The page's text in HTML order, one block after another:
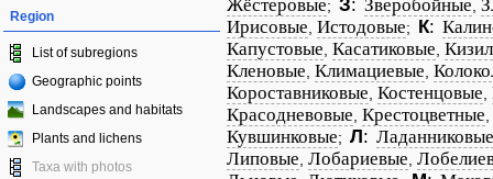
Region
List of subregions
Geographic points
Landscapes and habitats
Plants and lichens
Taxa with photos
Жёстеровые; З: Зверобойные
Ирисовые Истодовые; К:
Капустовые Касатиковые
Кленовые Климациевые
Короставниковые Костенцовые
Красодневовые Крестоцветные
Кувшинковые; Л: Ладанниковые
Липовые Лобариевые